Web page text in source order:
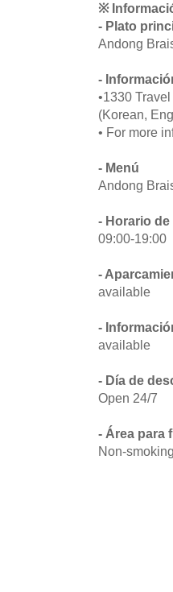
※
- Plato
Andong
-
•1330
(Korean,
• For more
- Menú
Andong
- Horario
09:00-19:00
-
available
-
available
- Día de
Open 24/7
- Área para
Non-smoking